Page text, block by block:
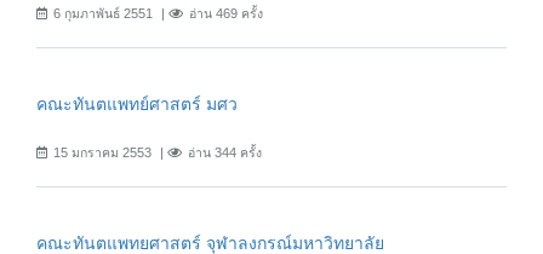
6 กุมภาพันธ์ 2551 อ่าน 469 ครั้ง
คณะทันตแพทย์ศาสตร์ มศว
15 มกราคม 2553 อ่าน 344 ครั้ง
คณะทันตแพทยศาสตร์ จุฬาลงกรณ์มหาวิทยาลัย